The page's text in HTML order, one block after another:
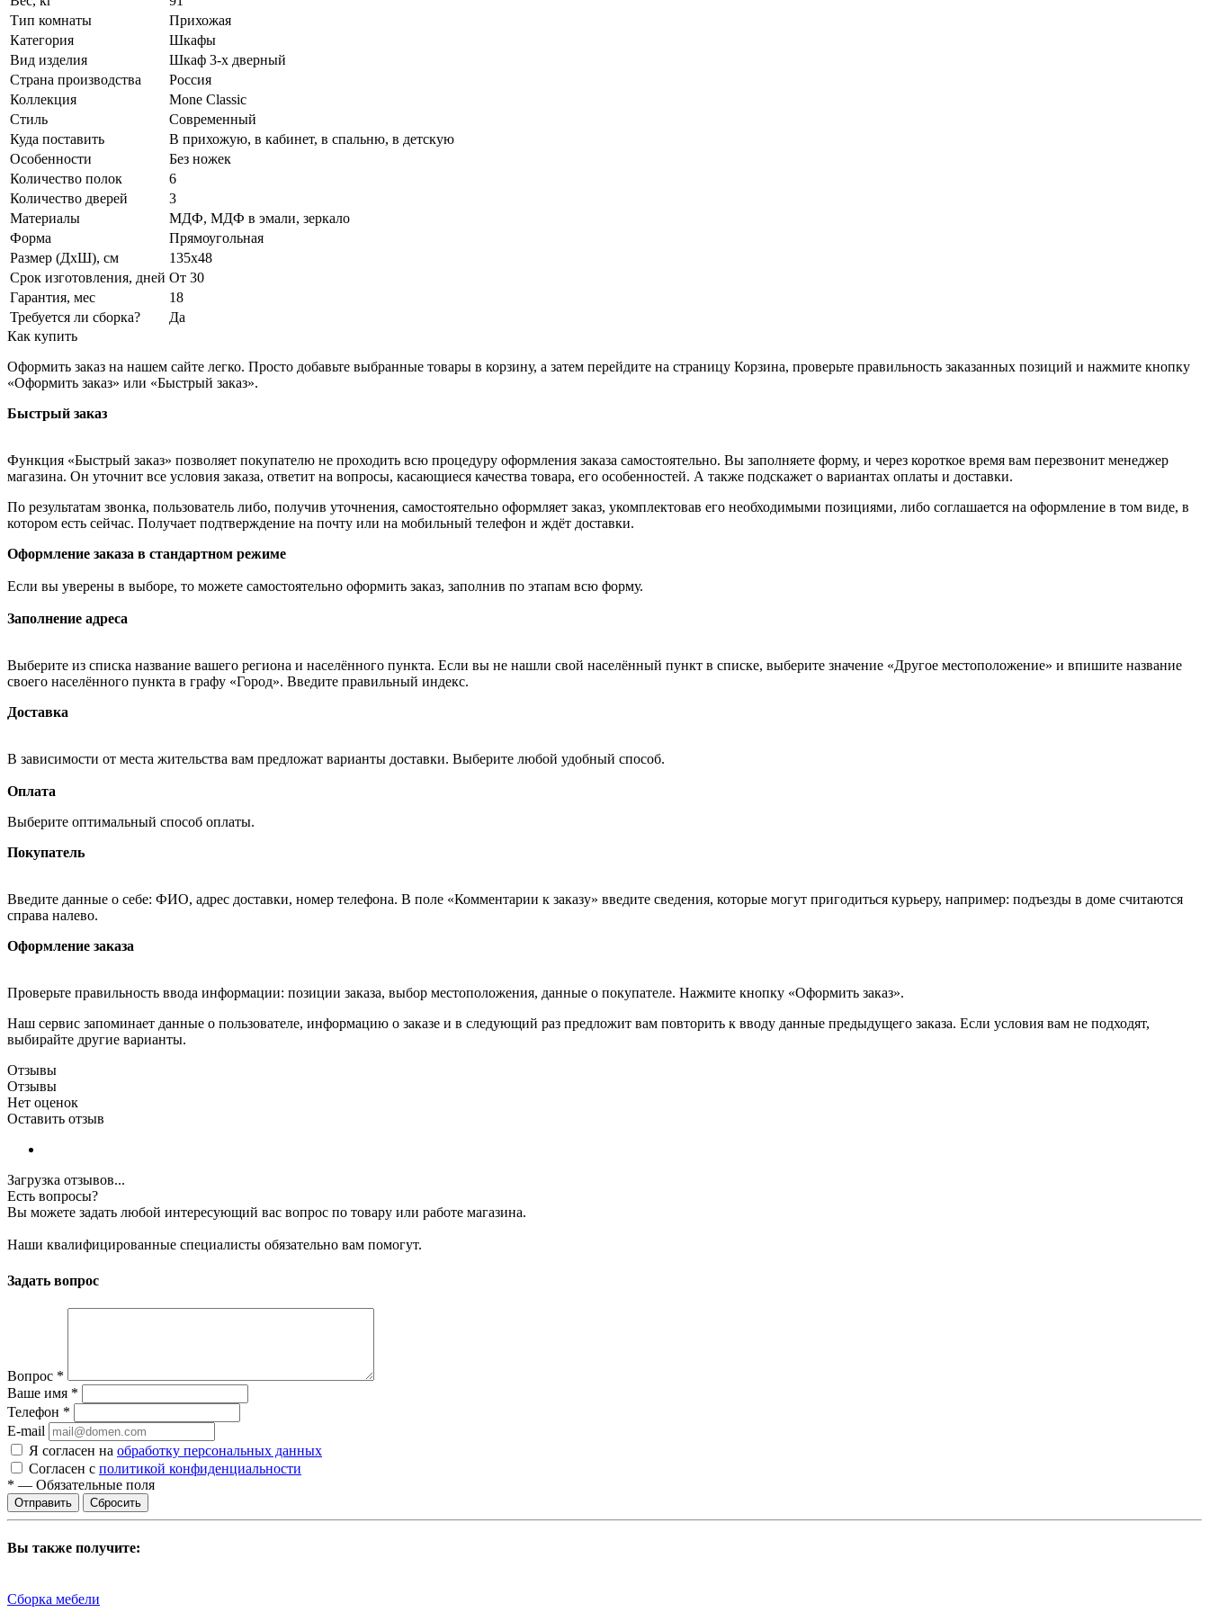
Тип комнаты
Прихожая
Категория
Шкафы
Вид изделия
Шкаф 3-х дверный
Страна производства
Россия
Коллекция
Mone Classic
Стиль
Современный
Куда поставить
В прихожую, в кабинет, в спальню, в детскую
Особенности
Без ножек
Количество полок
6
Количество дверей
3
Материалы
МДФ, МДФ в эмали, зеркало
Форма
Прямоугольная
Размер (ДхШ), см
135х48
Срок изготовления, дней От 30
Гарантия, мес
18
Требуется ли сборка?
Да
Как купить
Оформить заказ на нашем сайте легко. Просто добавьте выбранные товары в корзину, а затем перейдите на страницу Корзина, проверьте правильность заказанных позиций и нажмите кнопку
«Оформить заказ» или «Быстрый заказ».
Быстрый заказ
Функция «Быстрый заказ» позволяет покупателю не проходить всю процедуру оформления заказа самостоятельно. Вы заполняете форму, и через короткое время вам перезвонит менеджер
магазина. Он уточнит все условия заказа, ответит на вопросы, касающиеся качества товара, его особенностей. А также подскажет о вариантах оплаты и доставки.
По результатам звонка, пользователь либо, получив уточнения, самостоятельно оформляет заказ, укомплектовав его необходимыми позициями, либо соглашается на оформление в том виде, в
котором есть сейчас. Получает подтверждение на почту или на мобильный телефон и ждёт доставки.
Оформление заказа в стандартном режиме
Если вы уверены в выборе, то можете самостоятельно оформить заказ, заполнив по этапам всю форму.
Заполнение адреса
Выберите из списка название вашего региона и населённого пункта. Если вы не нашли свой населённый пункт в списке, выберите значение «Другое местоположение» и впишите название
своего населённого пункта в графу «Город». Введите правильный индекс.
Доставка
В зависимости от места жительства вам предложат варианты доставки. Выберите любой удобный способ.
Оплата
Выберите оптимальный способ оплаты.
Покупатель
Введите данные о себе: ФИО, адрес доставки, номер телефона. В поле «Комментарии к заказу» введите сведения, которые могут пригодиться курьеру, например: подъезды в доме считаются
справа налево.
Оформление заказа
Проверьте правильность ввода информации: позиции заказа, выбор местоположения, данные о покупателе. Нажмите кнопку «Оформить заказ».
Наш сервис запоминает данные о пользователе, информацию о заказе и в следующий раз предложит вам повторить к вводу данные предыдущего заказа. Если условия вам не подходят,
выбирайте другие варианты.
Отзывы
Отзывы
Нет оценок
Оставить отзыв
Загрузка отзывов...
Есть вопросы?
Вы можете задать любой интересующий вас вопрос по товару или работе магазина.
Наши квалифицированные специалисты обязательно вам помогут.
Задать вопрос
Вопрос *
Ваше имя *
Телефон *
E-mail
Я согласен на обработку персональных данных
Согласен с политикой конфиденциальности
* — Обязательные поля
Сбросить
Вы также получите:
Сборка мебели